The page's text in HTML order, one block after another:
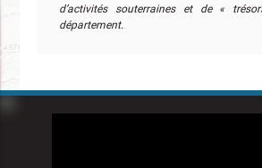
d’activités souterraines et de «
département.